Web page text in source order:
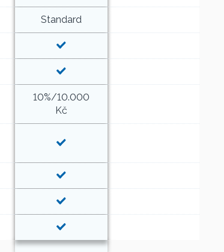
Standard
10%/10.000
Kč